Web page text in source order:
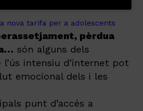
nova tarifa per a adolescents
pèrdua
són alguns dels
intensiu d’internet pot
emocional dels i les
punt d’accés a